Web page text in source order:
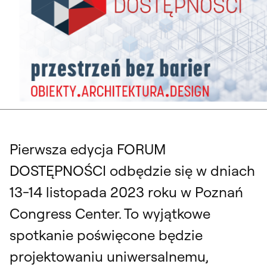
Pierwsza edycja FORUM
DOSTĘPNOŚCI odbędzie się w dniach
13-14 listopada 2023 roku w Poznań
Congress Center. To wyjątkowe
spotkanie poświęcone będzie
projektowaniu uniwersalnemu,